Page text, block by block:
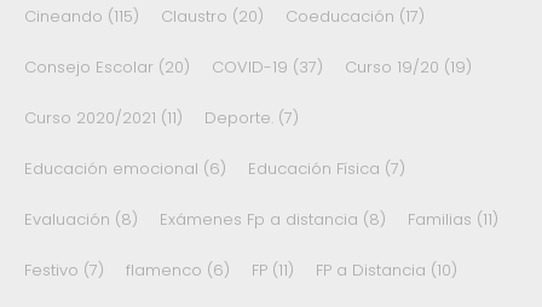
Cineando (115) Claustro (20) Coeducación (17)
Consejo Escolar (20) COVID-19 (37) Curso 19/20 (19)
Curso 2020/2021 (11) Deporte. (7)
Educación emocional (6) Educación Física (7)
Evaluación (8) Exámenes Fp a distancia (8) Familias (11)
Festivo (7) flamenco (6) FP (11) FP a Distancia (10)